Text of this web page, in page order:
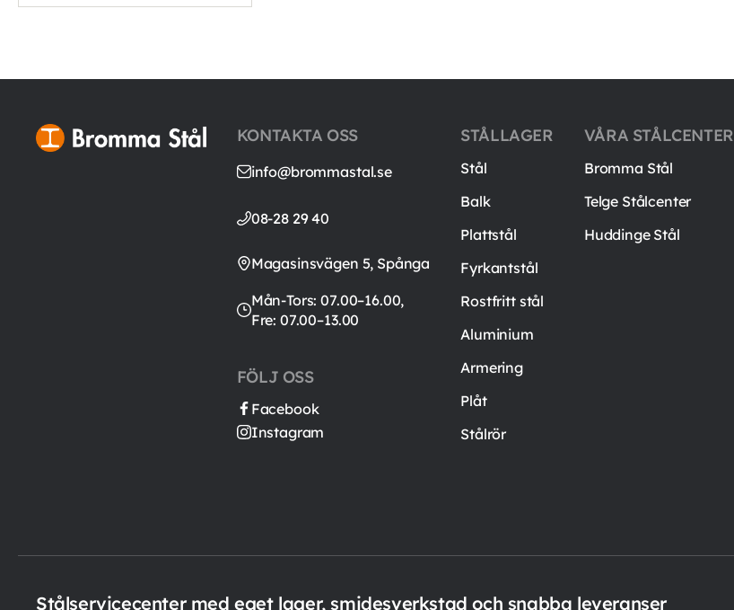
KONTAKTA OSS
info@brommastal.se
08-28 29 40
Magasinsvägen 5, Spånga
Mån-Tors: 07.00–16.00,
Fre: 07.00–13.00
FÖLJ OSS
Facebook
Instagram
STÅLLAGER
Stål
Balk
Plattstål
Fyrkantstål
Rostfritt stål
Aluminium
Armering
Plåt
Stålrör
VÅRA STÅLCENTER
Bromma Stål
Telge Stålcenter
Huddinge Stål
Stålservicecenter med eget lager, smidesverkstad och snabba leveranser